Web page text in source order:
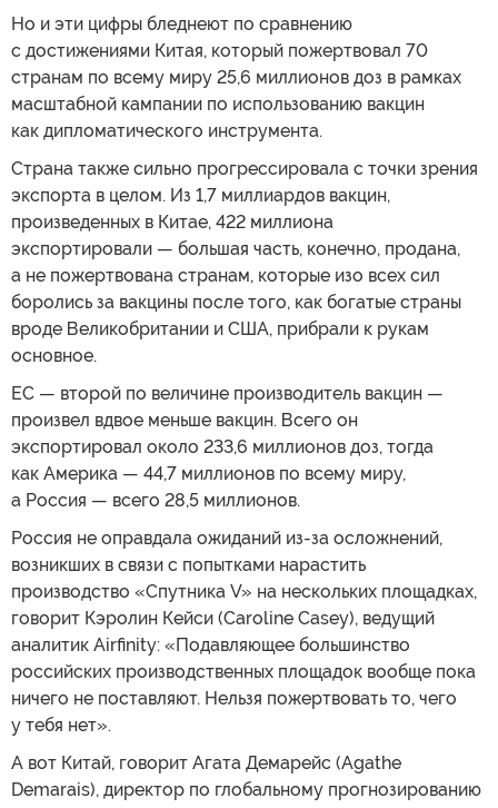
Но и эти цифры бледнеют по сравнению
с достижениями Китая, который пожертвовал 70
странам по всему миру 25,6 миллионов доз в рамках
масштабной кампании по использованию вакцин
как дипломатического инструмента.
Страна также сильно прогрессировала с точки зрения
экспорта в целом. Из 1,7 миллиардов вакцин,
произведенных в Китае, 422 миллиона
экспортировали — большая часть, конечно, продана,
а не пожертвована странам, которые изо всех сил
боролись за вакцины после того, как богатые страны
вроде Великобритании и США, прибрали к рукам
основное.
ЕС — второй по величине производитель вакцин —
произвел вдвое меньше вакцин. Всего он
экспортировал около 233,6 миллионов доз, тогда
как Америка — 44,7 миллионов по всему миру,
а Россия — всего 28,5 миллионов.
Россия не оправдала ожиданий из-за осложнений,
возникших в связи с попытками нарастить
производство «Спутника V» на нескольких площадках,
говорит Кэролин Кейси (Caroline Casey), ведущий
аналитик Airfinity: «Подавляющее большинство
российских производственных площадок вообще пока
ничего не поставляют. Нельзя пожертвовать то, чего
у тебя нет».
А вот Китай, говорит Агата Демарейс (Agathe
Demarais), директор по глобальному прогнозированию